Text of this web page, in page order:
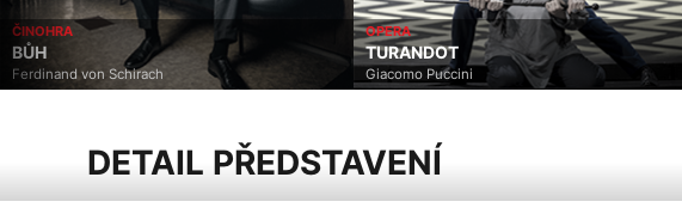
ČINOHRA
BŮH
Ferdinand von Schirach
OPERA
TURANDOT
Giacomo Puccini
DETAIL PŘEDSTAVENÍ